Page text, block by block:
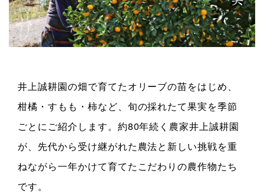
井上誠耕園の畑で育てたオリーブの苗をはじめ、
柑橘・すもも・柿など、旬の採れたて果実を季節
ごとにご紹介します。約80年続く農家井上誠耕園
が、先代から受け継がれた農法と新しい挑戦を重
ねながら一年かけて育てたこだわりの農作物たち
です。